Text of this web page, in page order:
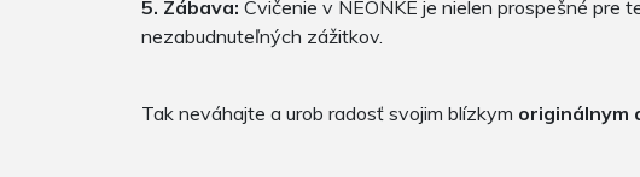
5. Zábava: Cvičenie v NEONKE je nielen prospešné pre
nezabudnuteľných zážitkov.
Tak neváhajte a urob radosť svojim blízkym originálnym